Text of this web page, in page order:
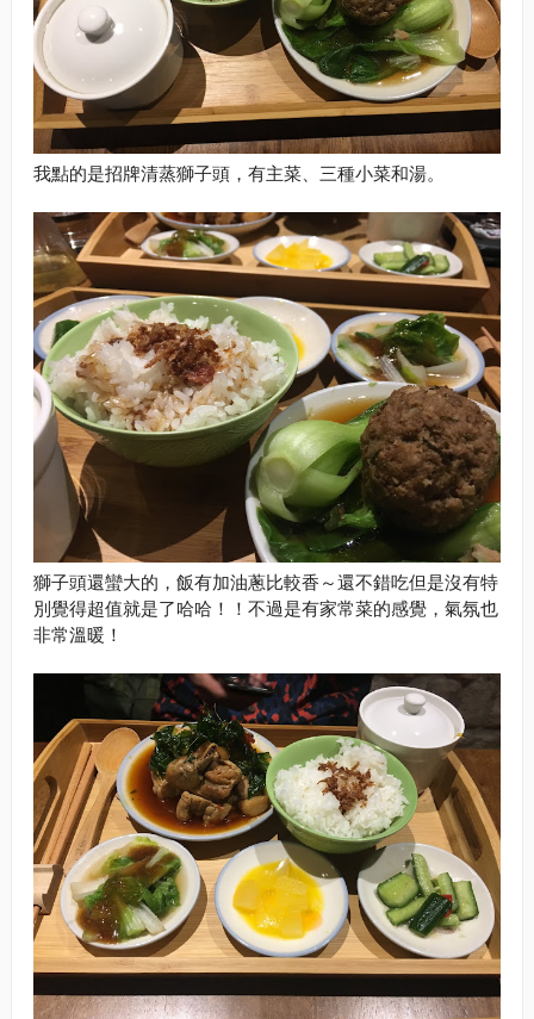
我點的是招牌清蒸獅子頭，有主菜、三種小菜和湯。
獅子頭還蠻大的，飯有加油蔥比較香～還不錯吃但是沒有特
別覺得超值就是了哈哈！！不過是有家常菜的感覺，氣氛也
非常溫暖！